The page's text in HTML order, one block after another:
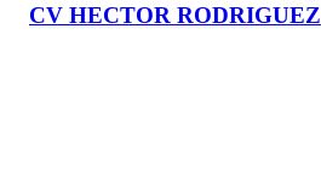
CV HECTOR RODRIGUEZ